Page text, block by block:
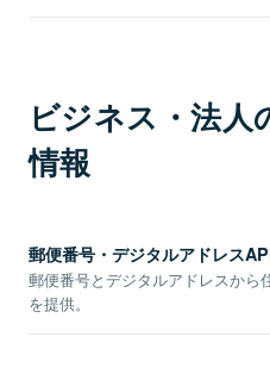
ビジネス・法人
情報
郵便番号・デジタルアドレス
郵便番号とデジタルアドレスから
を提供。